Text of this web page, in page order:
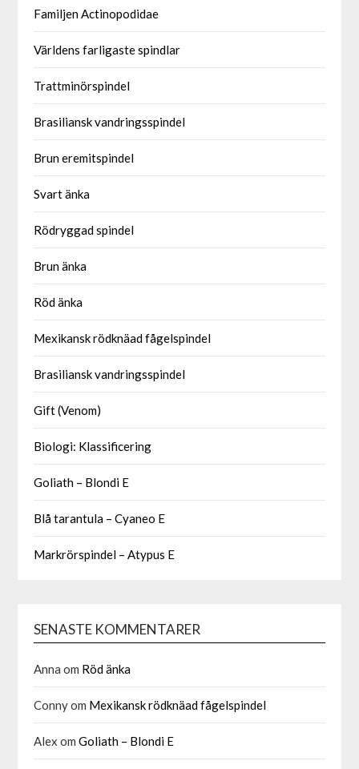
Familjen Actinopodidae
Världens farligaste spindlar
Trattminörspindel
Brasiliansk vandringsspindel
Brun eremitspindel
Svart änka
Rödryggad spindel
Brun änka
Röd änka
Mexikansk rödknäad fågelspindel
Brasiliansk vandringsspindel
Gift (Venom)
Biologi: Klassificering
Goliath – Blondi E
Blå tarantula – Cyaneo E
Markrörspindel – Atypus E
SENASTE KOMMENTARER
Anna om Röd änka
Connyom Mexikansk rödknäad fågelspindel
Alex omGoliath – Blondi E